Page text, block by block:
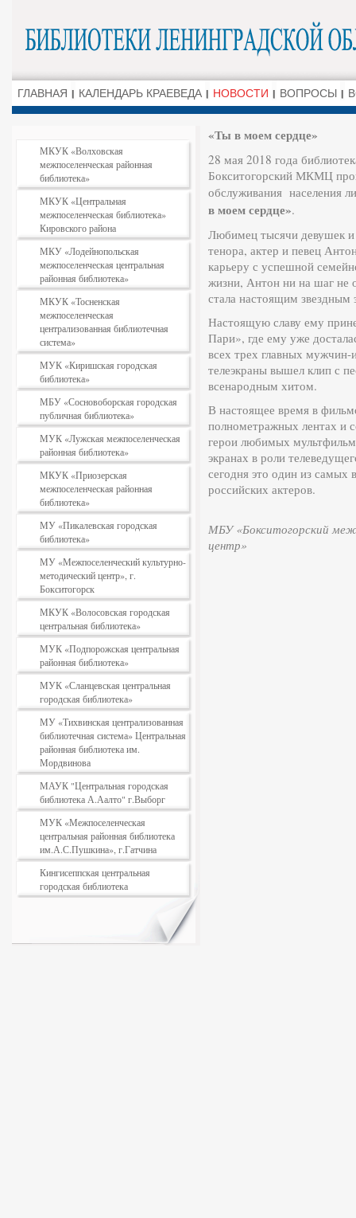
ГЛАВНАЯ КАЛЕНДАРЬ КРАЕВЕДА НОВОСТИ ВОПРОСЫ
МКУК «Волховская
межпоселенческая районная
библиотека»
МКУК «Центральная
межпоселенческая библиотека»
Кировского района
МКУ «Лодейнопольская
межпоселенческая центральная
районная библиотека»
МКУК «Тосненская
межпоселенческая
централизованная библиотечная
система»
МУК «Киришская городская
библиотека»
МБУ «Сосновоборская городская
публичная библиотека»
МУК «Лужская межпоселенческая
районная библиотека»
МКУК «Приозерская
межпоселенческая районная
библиотека»
МУ «Пикалевская городская
библиотека»
МУ «Межпоселенческий культурно-
методический центр», г.
Бокситогорск
МКУК «Волосовская городская
центральная библиотека»
МУК «Подпорожская центральная
районная библиотека»
МУК «Сланцевская центральная
городская библиотека»
МУ «Тихвинская централизованная
библиотечная система» Центральная
районная библиотека им.
Мордвинова
МАУК "Центральная городская
библиотека А.Аалто" г.Выборг
МУК «Межпоселенческая
центральная районная библиотека
им.А.С.Пушкина», г.Гатчина
Кингисеппская центральная
городская библиотека
«Ты в моем сердце»
28 мая 2018 года
Бокситогорский МКМЦ
обслуживания населения
в моем сердце».
Любимец тысячи девушек
тенора, актер и певец
карьеру с успешной
жизни, Антон ни на шаг не
стала настоящим звездным
Настоящую славу ему
Пари», где ему уже
всех трех главных мужчин-
телеэкраны вышел клип с
всенародным хитом.
В настоящее время в
полнометражных лентах и
герои любимых
экранах в роли
сегодня это один из самых
российских актеров.
МБУ «Бокситогорский
центр»